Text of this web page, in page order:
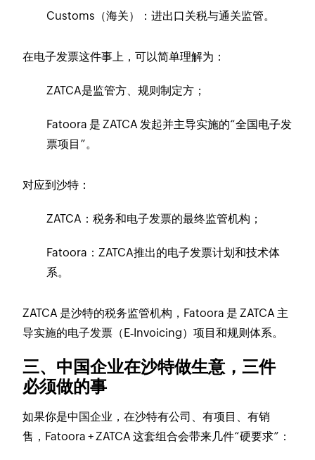
Customs（海关）：进出口关税与通关监管。
在电子发票这件事上，可以简单理解为：
ZATCA是监管方、规则制定方；
Fatoora 是 ZATCA 发起并主导实施的“全国电子发
票项目”。
对应到沙特：
ZATCA：税务和电子发票的最终监管机构；
Fatoora：ZATCA推出的电子发票计划和技术体
系。
ZATCA 是沙特的税务监管机构，Fatoora 是 ZATCA 主
导实施的电子发票（E‑Invoicing）项目和规则体系。
三、中国企业在沙特做生意，三件
必须做的事
如果你是中国企业，在沙特有公司、有项目、有销
售，Fatoora + ZATCA 这套组合会带来几件“硬要求”：